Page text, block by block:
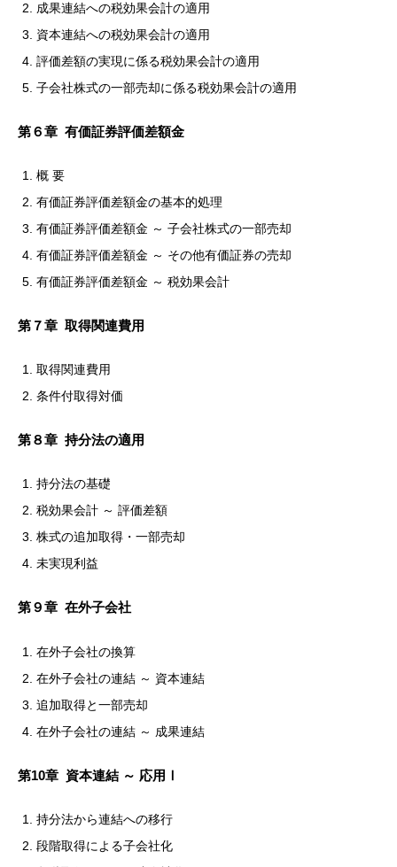
成果連結への税効果会計の適用
資本連結への税効果会計の適用
評価差額の実現に係る税効果会計の適用
子会社株式の一部売却に係る税効果会計の適用
第６章 有価証券評価差額金
概 要
有価証券評価差額金の基本的処理
有価証券評価差額金 ～ 子会社株式の一部売却
有価証券評価差額金 ～ その他有価証券の売却
有価証券評価差額金 ～ 税効果会計
第７章 取得関連費用
取得関連費用
条件付取得対価
第８章 持分法の適用
持分法の基礎
税効果会計 ～ 評価差額
株式の追加取得・一部売却
未実現利益
第９章 在外子会社
在外子会社の換算
在外子会社の連結 ～ 資本連結
追加取得と一部売却
在外子会社の連結 ～ 成果連結
第10章 資本連結 ～ 応用Ⅰ
持分法から連結への移行
段階取得による子会社化